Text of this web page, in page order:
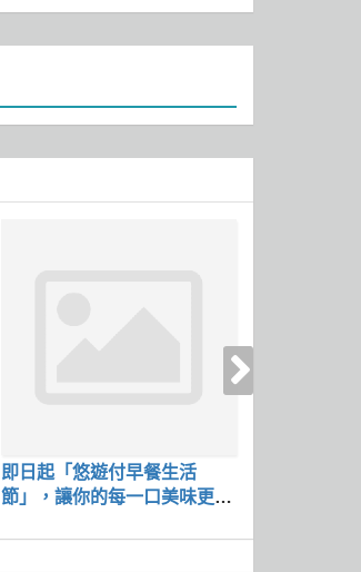
即日起「悠遊付早餐生活
節」，讓你的每一口美味更超